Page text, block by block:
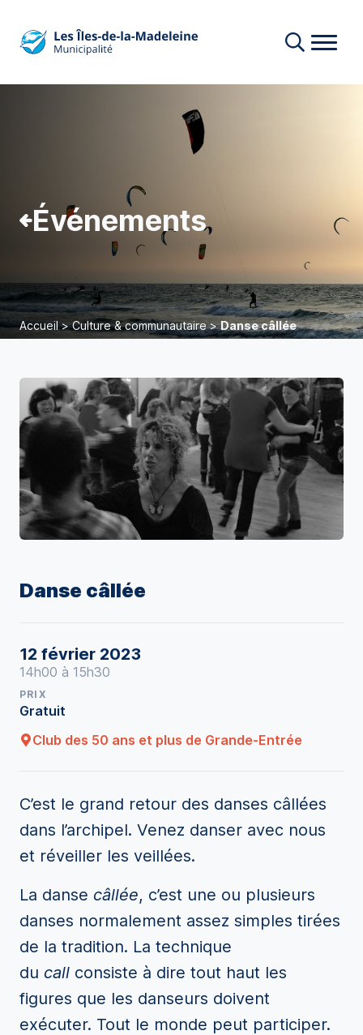
Événements
Accueil>Culture & communautaire>Danse câllée
Danse câllée
12 février 2023
14h00 à 15h30
PRIX
Gratuit
Club des 50 ans et plus de Grande-Entrée
C’est le grand retour des danses câllées
dans l’archipel. Venez danser avec nous
et réveiller les veillées.
La danse câllée, c’est une ou plusieurs
danses normalement assez simples tirées
de la tradition. La technique
du call consiste à dire tout haut les
figures que les danseurs doivent
exécuter. Tout le monde peut participer.